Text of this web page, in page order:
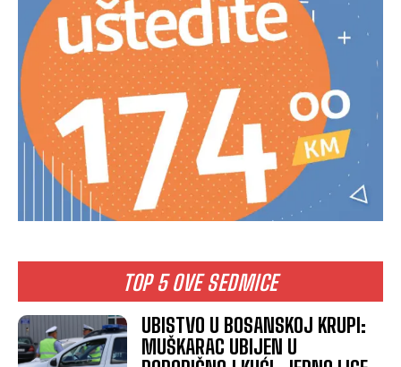
TOP 5 OVE SEDMICE
UBISTVO U BOSANSKOJ KRUPI:
MUŠKARAC UBIJEN U